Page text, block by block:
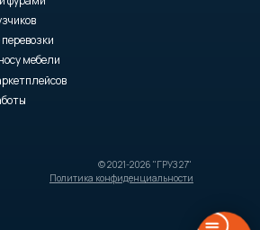
© 2021-2026 "ГРУЗ 27"
Политика конфиденциальности
мебели